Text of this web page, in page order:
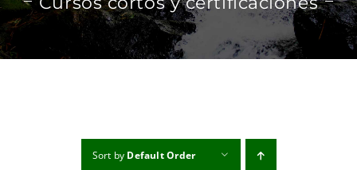
CONTACTO
Sort by Default Order